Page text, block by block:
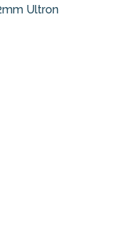
Ultron